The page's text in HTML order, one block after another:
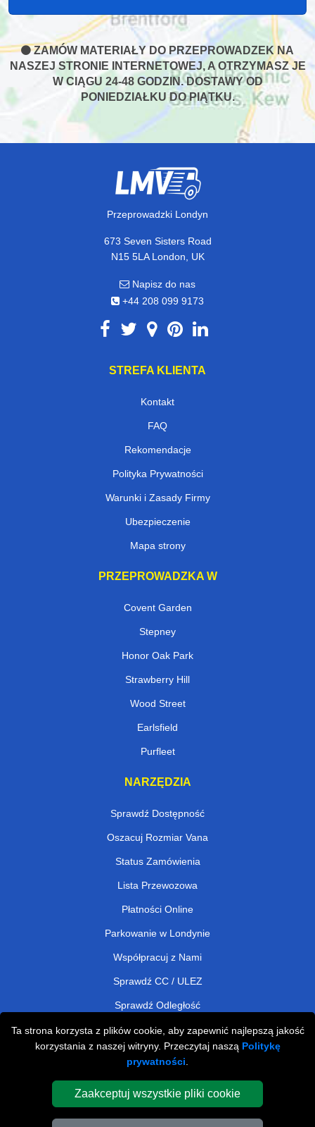
Ta strona korzysta z plików cookie, aby zapewnić najlepszą jakość
korzystania z naszej witryny. Przeczytaj naszą Politykę
prywatności
Zaakceptuj wszystkie pliki cookie
ZAMÓW MATERIAŁY DO PRZEPROWADZEK NA
NASZEJ STRONIE INTERNETOWEJ, A OTRZYMASZ JE
W CIĄGU 24-48 GODZIN. DOSTAWY OD
PONIEDZIAŁKU DO PIĄTKU.
Przeprowadzki Londyn
673 Seven Sisters Road
N15 5LA London, UK
Napisz do nas
+44 208 099 9173
STREFA KLIENTA
Kontakt
FAQ
Rekomendacje
Polityka Prywatności
Warunki i Zasady Firmy
Ubezpieczenie
Mapa strony
PRZEPROWADZKA W
Covent Garden
Stepney
Honor Oak Park
Strawberry Hill
Wood Street
Earlsfield
Purfleet
NARZĘDZIA
Sprawdź Dostępność
Oszacuj Rozmiar Vana
Status Zamówienia
Lista Przewozowa
Płatności Online
Parkowanie w Londynie
Współpracuj z Nami
Sprawdź CC / ULEZ
Sprawdź Odległość
Man and Van Removals